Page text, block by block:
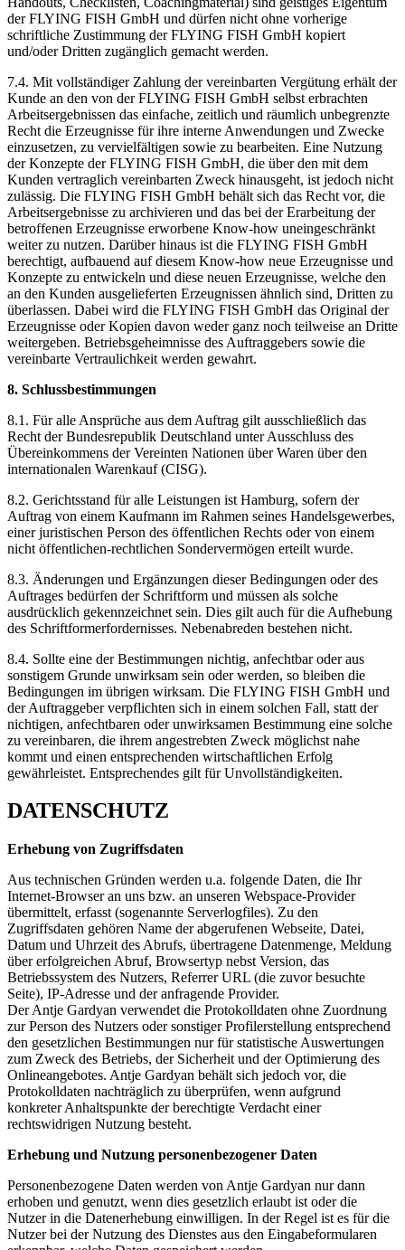
der FLYING FISH GmbH und dürfen nicht ohne vorherige
schriftliche Zustimmung der FLYING FISH GmbH kopiert
und/oder Dritten zugänglich gemacht werden.
7.4. Mit vollständiger Zahlung der vereinbarten Vergütung erhält der
Kunde an den von der FLYING FISH GmbH selbst erbrachten
Arbeitsergebnissen das einfache, zeitlich und räumlich unbegrenzte
Recht die Erzeugnisse für ihre interne Anwendungen und Zwecke
einzusetzen, zu vervielfältigen sowie zu bearbeiten. Eine Nutzung
der Konzepte der FLYING FISH GmbH, die über den mit dem
Kunden vertraglich vereinbarten Zweck hinausgeht, ist jedoch nicht
zulässig. Die FLYING FISH GmbH behält sich das Recht vor, die
Arbeitsergebnisse zu archivieren und das bei der Erarbeitung der
betroffenen Erzeugnisse erworbene Know-how uneingeschränkt
weiter zu nutzen. Darüber hinaus ist die FLYING FISH GmbH
berechtigt, aufbauend auf diesem Know-how neue Erzeugnisse und
Konzepte zu entwickeln und diese neuen Erzeugnisse, welche den
an den Kunden ausgelieferten Erzeugnissen ähnlich sind, Dritten zu
überlassen. Dabei wird die FLYING FISH GmbH das Original der
Erzeugnisse oder Kopien davon weder ganz noch teilweise an Dritte
weitergeben. Betriebsgeheimnisse des Auftraggebers sowie die
vereinbarte Vertraulichkeit werden gewahrt.
8. Schlussbestimmungen
8.1. Für alle Ansprüche aus dem Auftrag gilt ausschließlich das
Recht der Bundesrepublik Deutschland unter Ausschluss des
Übereinkommens der Vereinten Nationen über Waren über den
internationalen Warenkauf (CISG).
8.2. Gerichtsstand für alle Leistungen ist Hamburg, sofern der
Auftrag von einem Kaufmann im Rahmen seines Handelsgewerbes,
einer juristischen Person des öffentlichen Rechts oder von einem
nicht öffentlichen-rechtlichen Sondervermögen erteilt wurde.
8.3. Änderungen und Ergänzungen dieser Bedingungen oder des
Auftrages bedürfen der Schriftform und müssen als solche
ausdrücklich gekennzeichnet sein. Dies gilt auch für die Aufhebung
des Schriftformerfordernisses. Nebenabreden bestehen nicht.
8.4. Sollte eine der Bestimmungen nichtig, anfechtbar oder aus
sonstigem Grunde unwirksam sein oder werden, so bleiben die
Bedingungen im übrigen wirksam. Die FLYING FISH GmbH und
der Auftraggeber verpflichten sich in einem solchen Fall, statt der
nichtigen, anfechtbaren oder unwirksamen Bestimmung eine solche
zu vereinbaren, die ihrem angestrebten Zweck möglichst nahe
kommt und einen entsprechenden wirtschaftlichen Erfolg
gewährleistet. Entsprechendes gilt für Unvollständigkeiten.
DATENSCHUTZ
Erhebung von Zugriffsdaten
Aus technischen Gründen werden u.a. folgende Daten, die Ihr
Internet-Browser an uns bzw. an unseren Webspace-Provider
übermittelt, erfasst (sogenannte Serverlogfiles). Zu den
Zugriffsdaten gehören Name der abgerufenen Webseite, Datei,
Datum und Uhrzeit des Abrufs, übertragene Datenmenge, Meldung
über erfolgreichen Abruf, Browsertyp nebst Version, das
Betriebssystem des Nutzers, Referrer URL (die zuvor besuchte
Seite), IP-Adresse und der anfragende Provider.
Der Antje Gardyan verwendet die Protokolldaten ohne Zuordnung
zur Person des Nutzers oder sonstiger Profilerstellung entsprechend
den gesetzlichen Bestimmungen nur für statistische Auswertungen
zum Zweck des Betriebs, der Sicherheit und der Optimierung des
Onlineangebotes. Antje Gardyan behält sich jedoch vor, die
Protokolldaten nachträglich zu überprüfen, wenn aufgrund
konkreter Anhaltspunkte der berechtigte Verdacht einer
rechtswidrigen Nutzung besteht.
Erhebung und Nutzung personenbezogener Daten
Personenbezogene Daten werden von Antje Gardyan nur dann
erhoben und genutzt, wenn dies gesetzlich erlaubt ist oder die
Nutzer in die Datenerhebung einwilligen. In der Regel ist es für die
Nutzer bei der Nutzung des Dienstes aus den Eingabeformularen